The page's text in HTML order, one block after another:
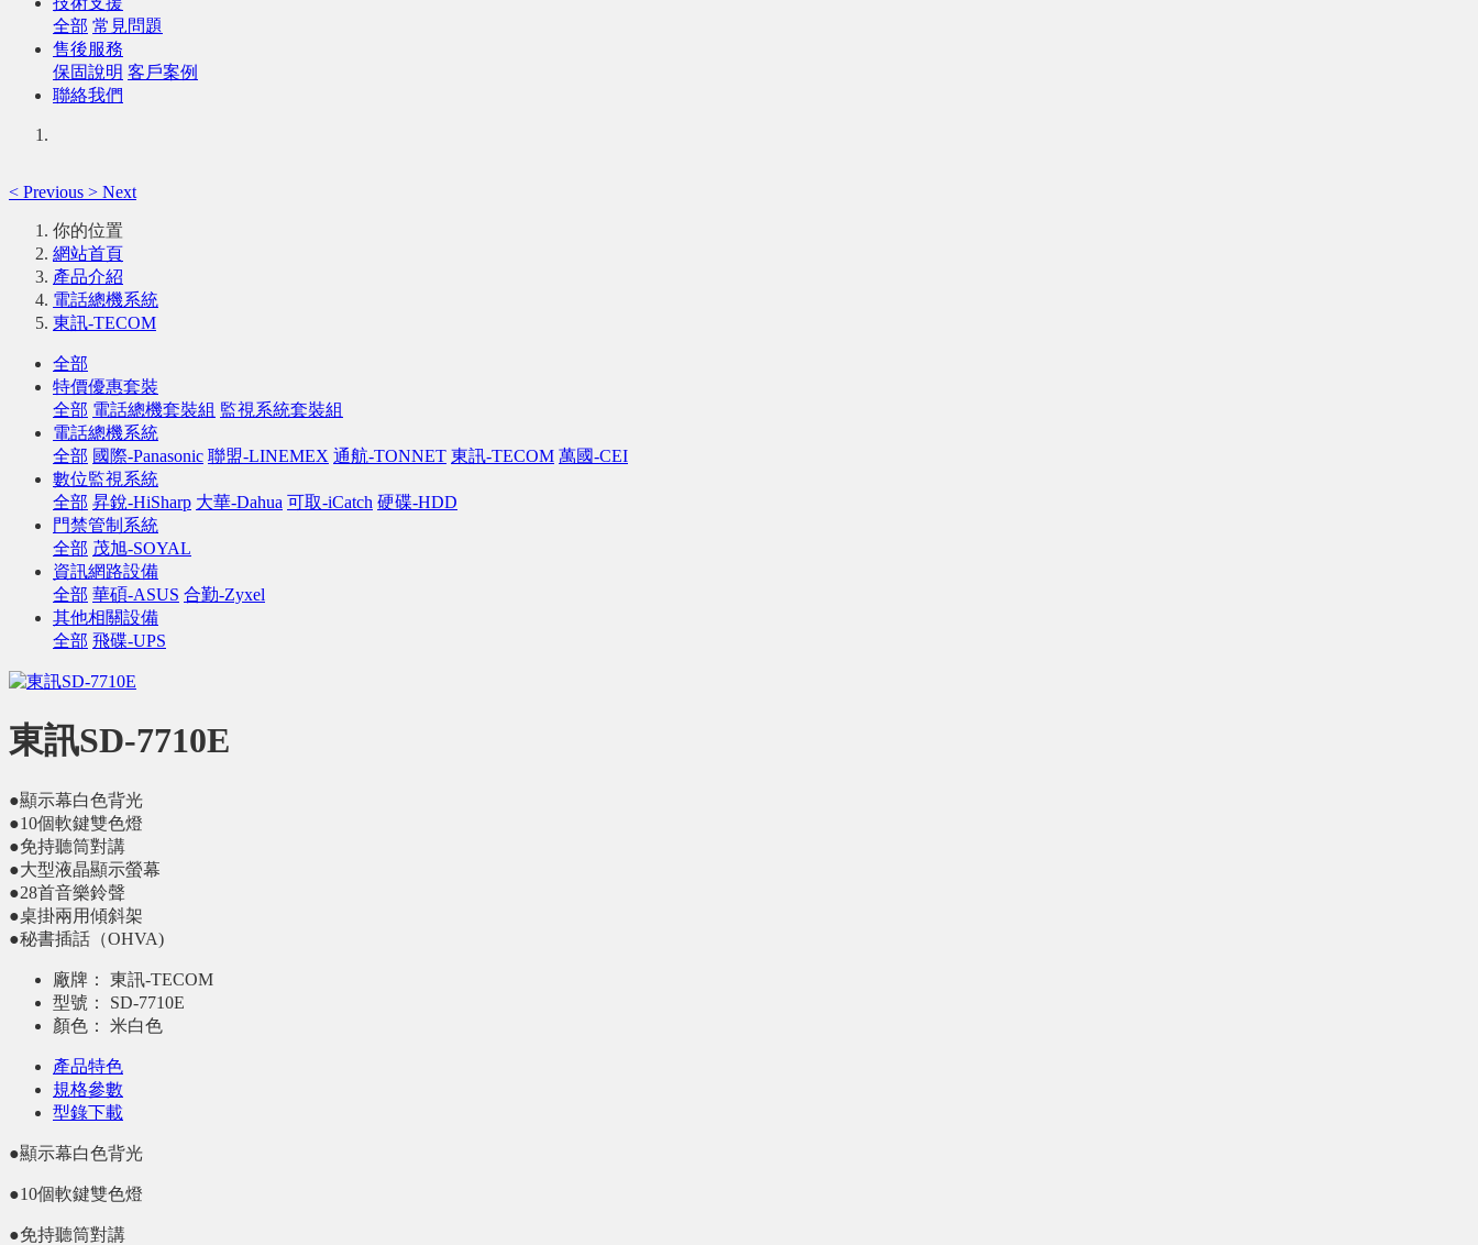
全部 常見問題
售後服務
保固說明 客戶案例
聯絡我們
< Previous > Next
你的位置
網站首頁
產品介紹
電話總機系統
東訊-TECOM
全部
特價優惠套裝
全部 電話總機套裝組 監視系統套裝組
電話總機系統
全部 國際-Panasonic 聯盟-LINEMEX 通航-TONNET 東訊-TECOM 萬國-CEI
數位監視系統
全部 昇銳-HiSharp 大華-Dahua 可取-iCatch 硬碟-HDD
門禁管制系統
全部 茂旭-SOYAL
資訊網路設備
全部 華碩-ASUS 合勤-Zyxel
其他相關設備
全部 飛碟-UPS
東訊SD-7710E
●顯示幕白色背光
●10個軟鍵雙色燈
●免持聽筒對講
●大型液晶顯示螢幕
●28首音樂鈴聲
●桌掛兩用傾斜架
●秘書插話（OHVA)
廠牌：
東訊-TECOM
型號：
SD-7710E
顏色：
米白色
產品特色
規格參數
型錄下載
●顯示幕白色背光
●10個軟鍵雙色燈
●免持聽筒對講